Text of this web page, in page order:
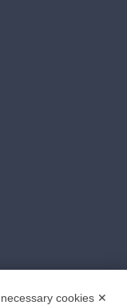
cookies ✕